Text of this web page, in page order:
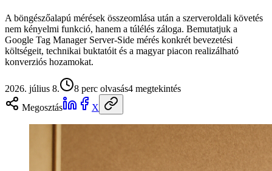
A böngészőalapú mérések összeomlása után a szerveroldali követés
nem kényelmi funkció, hanem a túlélés záloga. Bemutatjuk a
Google Tag Manager Server-Side mérés konkrét bevezetési
költségeit, technikai buktatóit és a magyar piacon realizálható
konverziós hozamokat.
2026. július 8. 8 perc olvasás4 megtekintés
Megosztás
X